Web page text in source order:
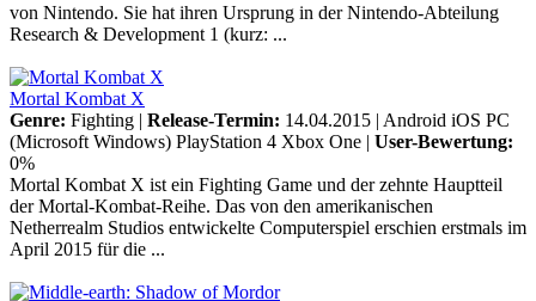
von Nintendo. Sie hat ihren Ursprung in der Nintendo-Abteilung
Research & Development 1 (kurz: ...
Mortal Kombat X
Genre: Fighting | Release-Termin: 14.04.2015 | Android iOS PC
(Microsoft Windows) PlayStation 4 Xbox One | User-Bewertung:
0%
Mortal Kombat X ist ein Fighting Game und der zehnte Hauptteil
der Mortal-Kombat-Reihe. Das von den amerikanischen
Netherrealm Studios entwickelte Computerspiel erschien erstmals im
April 2015 für die ...